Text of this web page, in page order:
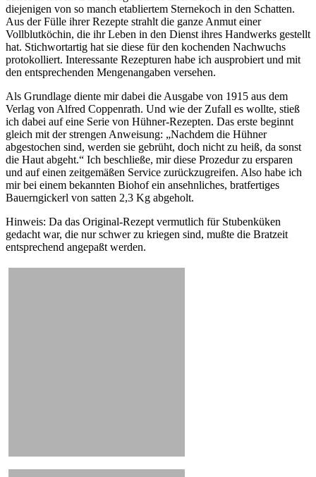
diejenigen von so manch etabliertem Sternekoch in den Schatten.
Aus der Fülle ihrer Rezepte strahlt die ganze Anmut einer
Vollblutköchin, die ihr Leben in den Dienst ihres Handwerks gestellt
hat. Stichwortartig hat sie diese für den kochenden Nachwuchs
protokolliert. Interessante Rezepturen habe ich ausprobiert und mit
den entsprechenden Mengenangaben versehen.
Als Grundlage diente mir dabei die Ausgabe von 1915 aus dem
Verlag von Alfred Coppenrath. Und wie der Zufall es wollte, stieß
ich dabei auf eine Serie von Hühner-Rezepten. Das erste beginnt
gleich mit der strengen Anweisung: „Nachdem die Hühner
abgestochen sind, werden sie gebrüht, doch nicht zu heiß, da sonst
die Haut abgeht.“ Ich beschließe, mir diese Prozedur zu ersparen
und auf einen zeitgemäßen Service zurückzugreifen. Also habe ich
mir bei einem bekannten Biohof ein ansehnliches, bratfertiges
Bauerngickerl von satten 2,3 Kg abgeholt.
Hinweis: Da das Original-Rezept vermutlich für Stubenküken
gedacht war, die nur schwer zu kriegen sind, mußte die Bratzeit
entsprechend angepaßt werden.